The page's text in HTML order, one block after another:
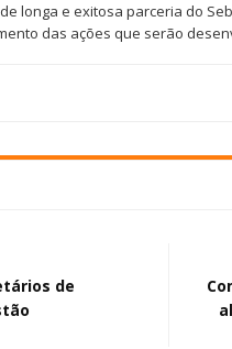
longa e exitosa parceria do
das ações que serão
de